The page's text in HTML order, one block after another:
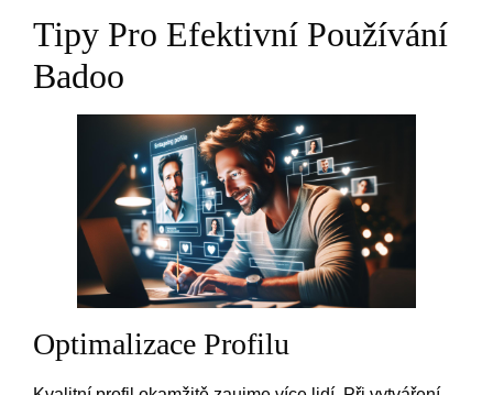
Tipy Pro Efektivní Používání
Badoo
Optimalizace Profilu